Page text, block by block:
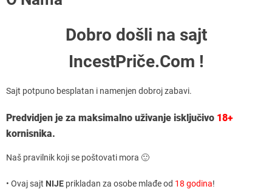
o
o
r
o
Dobro došli na sajt
IncestPriče.Com !
Sajt potpuno besplatan i namenjen dobroj zabavi.
Predvidjen je za maksimalno uživanje isključivo 18+
kornisnika.
Naš pravilnik koji se poštovati mora 🙂
• Ovaj sajt NIJE prikladan za osobe mlađe od 18 godina!